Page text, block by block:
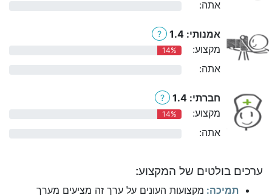
אתה:
אמנותי: 1.4 ?
מקצוע: 14%
אתה:
חברתי: 1.4 ?
מקצוע: 14%
אתה:
ערכים בולטים של המקצוע:
תמיכה: מקצועות העונים על ערך זה מציעים מערך